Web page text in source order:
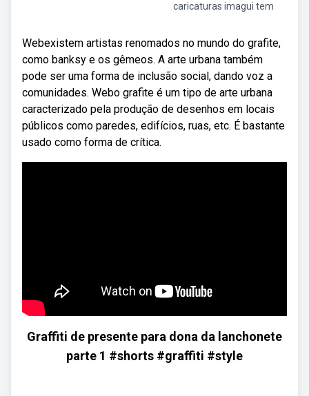
caricaturas imagui tem
Webexistem artistas renomados no mundo do grafite,
como banksy e os gêmeos. A arte urbana também
pode ser uma forma de inclusão social, dando voz a
comunidades. Webo grafite é um tipo de arte urbana
caracterizado pela produção de desenhos em locais
públicos como paredes, edifícios, ruas, etc. É bastante
usado como forma de crítica.
Graffiti de presente para dona da lanchonete
parte 1 #shorts #graffiti #style